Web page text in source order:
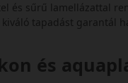
és sűrű lamellázattal
tapadást garantál
és